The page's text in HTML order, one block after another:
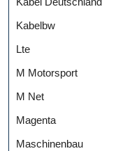
Kabelbw
Lte
M Motorsport
M Net
Magenta
Maschinenbau